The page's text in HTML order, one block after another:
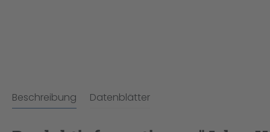
Beschreibung Datenblätter